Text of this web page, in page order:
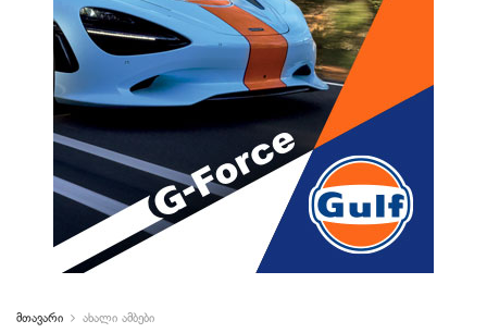
მთავარი ახალი ამბები